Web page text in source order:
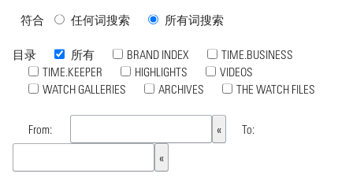
符合 任何词搜索 所有词搜索
目录 所有 BRAND INDEX
TIME.BUSINESS
TIME.KEEPER
HIGHLIGHTS
VIDEOS
WATCH GALLERIES
ARCHIVES THE WATCH FILES
From: To: